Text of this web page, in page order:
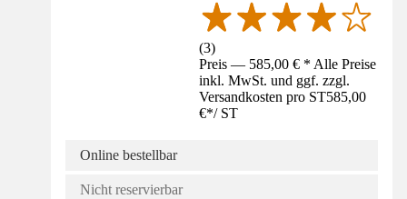
(3)
Preis — 585,00 € * Alle Preise
inkl. MwSt. und ggf. zzgl.
Versandkosten pro ST585,00
€*/ ST
Online bestellbar
Nicht reservierbar